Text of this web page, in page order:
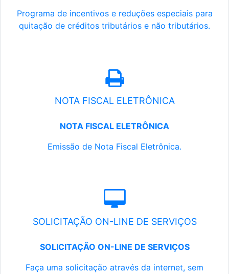
Programa de incentivos e reduções especiais para
quitação de créditos tributários e não tributários.
NOTA FISCAL ELETRÔNICA
NOTA FISCAL ELETRÔNICA
Emissão de Nota Fiscal Eletrônica.
SOLICITAÇÃO ON-LINE DE SERVIÇOS
SOLICITAÇÃO ON-LINE DE SERVIÇOS
Faça uma solicitação através da internet, sem